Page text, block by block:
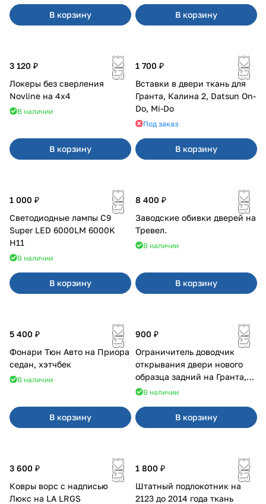
В корзину В корзину
3 120 ₽
Локеры без сверления
Novline на 4х4
В наличии
В корзину
1 700 ₽
Вставки в двери ткань для
Гранта, Калина 2, Datsun On-
Do, Mi-Do
Под заказ
В корзину
1 000 ₽
Светодиодные лампы C9
Super LED 6000LM 6000K
H11
В наличии
В корзину
8 400 ₽
Заводские обивки дверей на
Тревел.
В наличии
В корзину
5 400 ₽
Фонари Тюн Авто на Приора
седан, хэтчбек
В наличии
В корзину
900 ₽
Ограничитель доводчик
открывания двери нового
образца задний на Гранта,
Урбан
В наличии
В корзину
3 600 ₽
Ковры ворс с надписью
Люкс на LA LRGS
1 800 ₽
Штатный подлокотник на
2123 до 2014 года ткань